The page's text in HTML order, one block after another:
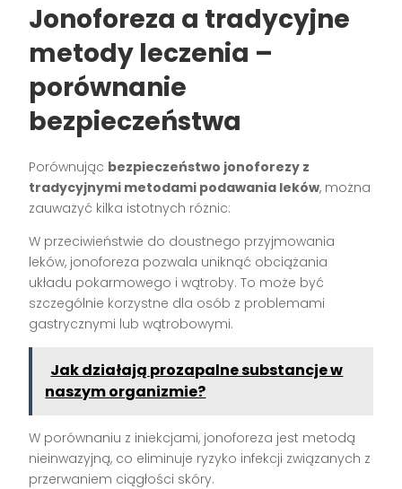
Jonoforeza a tradycyjne
metody leczenia –
porównanie
bezpieczeństwa
Porównując bezpieczeństwo jonoforezy z
tradycyjnymi metodami podawania leków, można
zauważyć kilka istotnych różnic:
W przeciwieństwie do doustnego przyjmowania
leków, jonoforeza pozwala uniknąć obciążania
układu pokarmowego i wątroby. To może być
szczególnie korzystne dla osób z problemami
gastrycznymi lub wątrobowymi.
Jak działają prozapalne substancje w
naszym organizmie?
W porównaniu z iniekcjami, jonoforeza jest metodą
nieinwazyjną, co eliminuje ryzyko infekcji związanych z
przerwaniem ciągłości skóry.